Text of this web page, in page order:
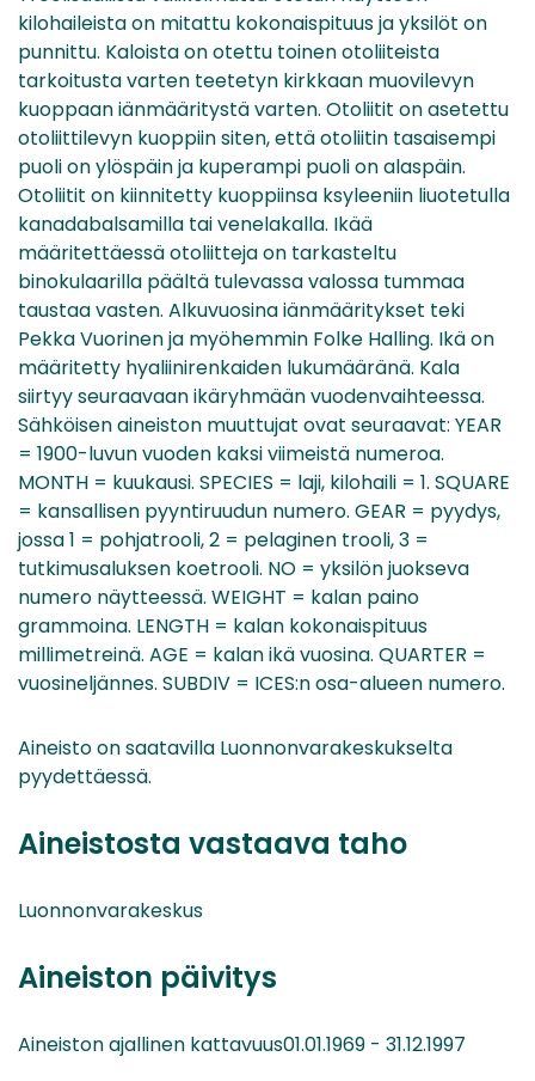
kilohaileista on mitattu kokonaispituus ja yksilöt on
punnittu. Kaloista on otettu toinen otoliiteista
tarkoitusta varten teetetyn kirkkaan muovilevyn
kuoppaan iänmääritystä varten. Otoliitit on asetettu
otoliittilevyn kuoppiin siten, että otoliitin tasaisempi
puoli on ylöspäin ja kuperampi puoli on alaspäin.
Otoliitit on kiinnitetty kuoppiinsa ksyleeniin liuotetulla
kanadabalsamilla tai venelakalla. Ikää
määritettäessä otoliitteja on tarkasteltu
binokulaarilla päältä tulevassa valossa tummaa
taustaa vasten. Alkuvuosina iänmääritykset teki
Pekka Vuorinen ja myöhemmin Folke Halling. Ikä on
määritetty hyaliinirenkaiden lukumääränä. Kala
siirtyy seuraavaan ikäryhmään vuodenvaihteessa.
Sähköisen aineiston muuttujat ovat seuraavat: YEAR
= 1900-luvun vuoden kaksi viimeistä numeroa.
MONTH = kuukausi. SPECIES = laji, kilohaili = 1. SQUARE
= kansallisen pyyntiruudun numero. GEAR = pyydys,
jossa 1 = pohjatrooli, 2 = pelaginen trooli, 3 =
tutkimusaluksen koetrooli. NO = yksilön juokseva
numero näytteessä. WEIGHT = kalan paino
grammoina. LENGTH = kalan kokonaispituus
millimetreinä. AGE = kalan ikä vuosina. QUARTER =
vuosineljännes. SUBDIV = ICES:n osa-alueen numero.
Aineisto on saatavilla Luonnonvarakeskukselta
pyydettäessä.
Aineistosta vastaava taho
Luonnonvarakeskus
Aineiston päivitys
Aineiston ajallinen kattavuus01.01.1969 - 31.12.1997